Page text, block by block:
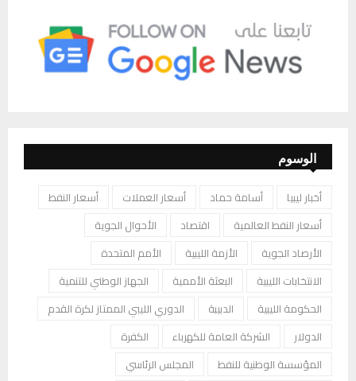
الوسوم
أخبار ليبيا أسامة حماد أسعار العملات
أسعار النفط
أسعار النفط العالمية
اقتصاد
الأحوال الجوية
الأرصاد الجوية
الأزمة الليبية
الأمم المتحدة
الانتخابات الليبية
البعثة الأممية
الجهاز الوطني للتنمية
الحكومة الليبية
الدبيبة
الدوري الليبي الممتاز لكرة القدم
الدولار
الشركة العامة للكهرباء
الكفرة
المؤسسة الوطنية للنفط
المجلس الرئاسي